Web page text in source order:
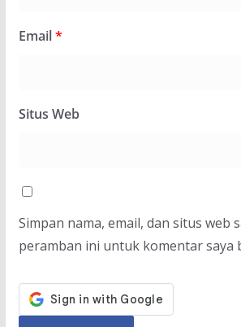
Email*
Situs Web
Simpan nama, email, dan situs web
peramban ini untuk komentar saya